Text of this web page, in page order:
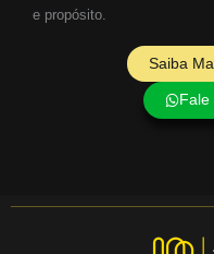
e propósito.
Saiba
Fale